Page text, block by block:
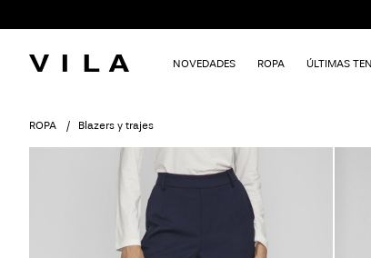
NOVEDADES ROPA ÚLTIMAS
ROPA Blazers y trajes